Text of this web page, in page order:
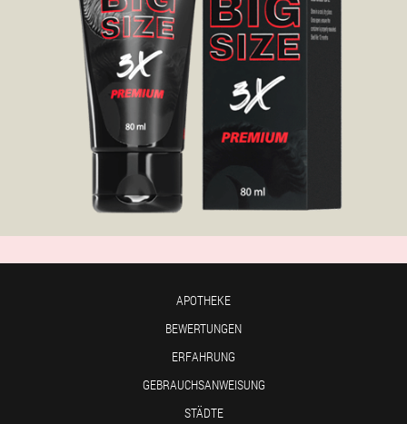
APOTHEKE
BEWERTUNGEN
ERFAHRUNG
GEBRAUCHSANWEISUNG
STÄDTE